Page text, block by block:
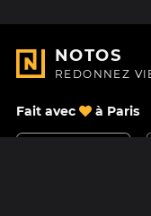
NOTOS
REDONNEZ
Fait avec à Paris